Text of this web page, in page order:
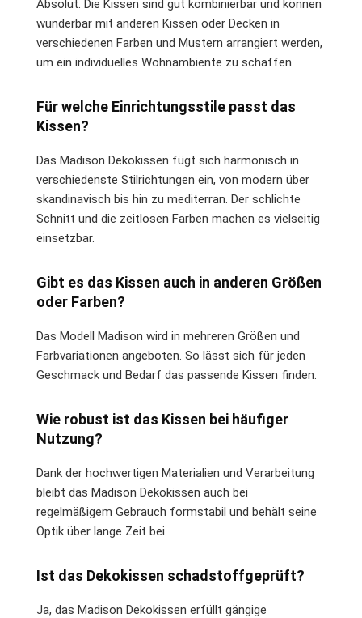
Absolut. Die Kissen sind gut kombinierbar und können
wunderbar mit anderen Kissen oder Decken in
verschiedenen Farben und Mustern arrangiert werden,
um ein individuelles Wohnambiente zu schaffen.
Für welche Einrichtungsstile passt das
Kissen?
Das Madison Dekokissen fügt sich harmonisch in
verschiedenste Stilrichtungen ein, von modern über
skandinavisch bis hin zu mediterran. Der schlichte
Schnitt und die zeitlosen Farben machen es vielseitig
einsetzbar.
Gibt es das Kissen auch in anderen Größen
oder Farben?
Das Modell Madison wird in mehreren Größen und
Farbvariationen angeboten. So lässt sich für jeden
Geschmack und Bedarf das passende Kissen finden.
Wie robust ist das Kissen bei häufiger
Nutzung?
Dank der hochwertigen Materialien und Verarbeitung
bleibt das Madison Dekokissen auch bei
regelmäßigem Gebrauch formstabil und behält seine
Optik über lange Zeit bei.
Ist das Dekokissen schadstoffgeprüft?
Ja, das Madison Dekokissen erfüllt gängige